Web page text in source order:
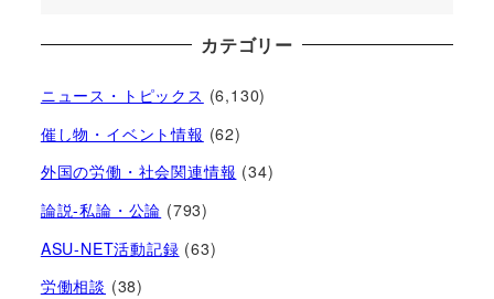
カテゴリー
ニュース・トピックス (6,130)
催し物・イベント情報 (62)
外国の労働・社会関連情報 (34)
論説-私論・公論 (793)
ASU-NET活動記録 (63)
労働相談 (38)